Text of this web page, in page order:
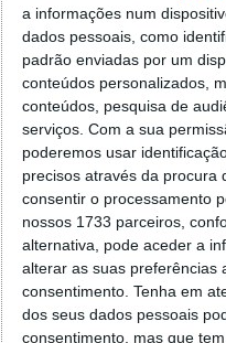
a informações num
dados pessoais, como
padrão enviadas por um
conteúdos personalizados,
conteúdos, pesquisa de
serviços. Com a sua
poderemos usar
precisos através da procura
consentir o processamento
nossos 1733 parceiros,
alternativa, pode aceder a
alterar as suas preferências
consentimento. Tenha em
dos seus dados pessoais
consentimento, mas que
3 - Depois de
Internet , serão
elementos. Vamos
a fonte do sinal de
Para isso nas opções
Ethernet.
Nota: Se